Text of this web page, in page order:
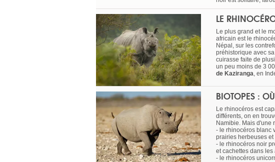
LE
Le plus grand et le
africain est le
Népal, sur les
préhistorique avec
cuirasse faite de
un peu moins de 3
de Kaziranga, en
BIOTOPES :
Le rhinocéros est
différents, on en
Namibie. Mais d'une
- le rhinocéros blanc
prairies herbeuses
- le rhinocéros noir
et cachettes dans
- le rhinocéros